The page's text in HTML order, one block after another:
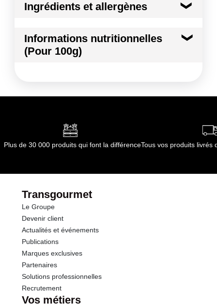
Ingrédients et allergènes
PECHE JAUNE
Conformément aux informations transmises
Informations nutritionnelles
(Pour 100g)
Kilojoules 194 kj
dont Acides gras saturés 0.01 g
dont Sucres
Fibres
Protéines
Sel
Sodium
Plus de 30 000 produits qui font la différenceTous vos produits livrés
Transgourmet
Le Groupe
Devenir client
Actualités et événements
Publications
Marques exclusives
Partenaires
Solutions professionnelles
Recrutement
Vos métiers